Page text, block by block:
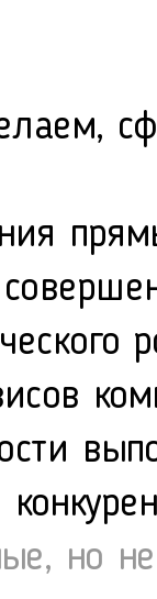
но